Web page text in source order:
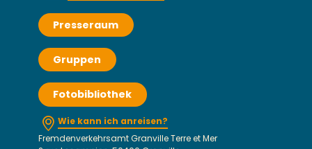
Presseraum
Gruppen
Fotobibliothek
Wie kann ich anreisen?
Fremdenverkehrsamt Granville Terre et Mer